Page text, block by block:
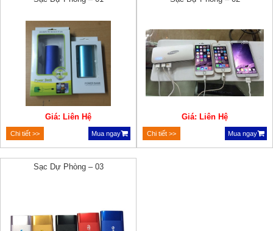
Giá: Liên Hệ
Chi tiết >> Mua ngay
Giá: Liên Hệ
Chi tiết >> Mua ngay
Sạc Dự Phòng – 03